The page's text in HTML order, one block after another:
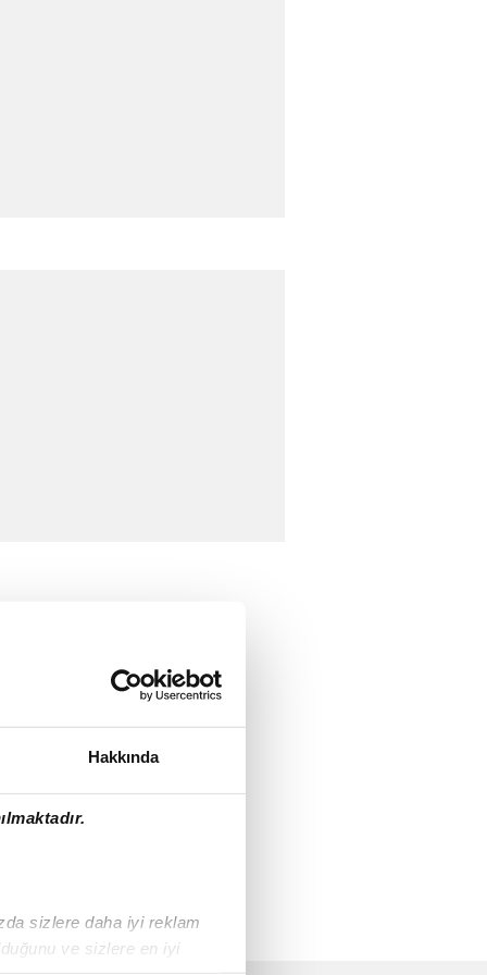
Hakkında
sizlere daha iyi reklam
ve sizlere en iyi